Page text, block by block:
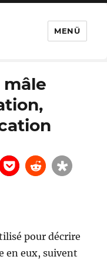
MENÜ
mâle
pour décrire
en eux, suivent